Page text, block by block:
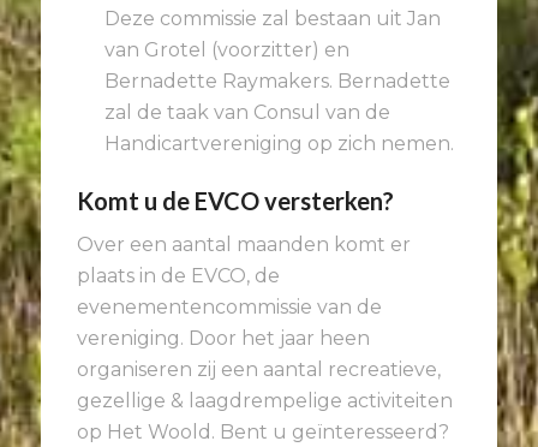
Deze commissie zal bestaan uit Jan
van Grotel (voorzitter) en
Bernadette Raymakers. Bernadette
zal de taak van Consul van de
Handicartvereniging op zich nemen.
Komt u de EVCO versterken?
Over een aantal maanden komt er
plaats in de EVCO, de
evenementencommissie van de
vereniging. Door het jaar heen
organiseren zij een aantal recreatieve,
gezellige & laagdrempelige activiteiten
op Het Woold. Bent u geïnteresseerd?